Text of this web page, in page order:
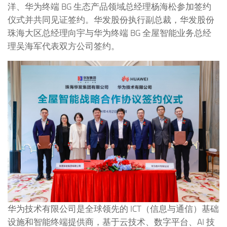
洋、华为终端 BG 生态产品领域总经理杨海松参加签约
仪式并共同见证签约。华发股份执行副总裁，华发股份
珠海大区总经理向宇与华为终端 BG 全屋智能业务总经
理吴海军代表双方公司签约。
华为技术有限公司是全球领先的 ICT（信息与通信）基础
设施和智能终端提供商，基于云技术、数字平台、AI 技